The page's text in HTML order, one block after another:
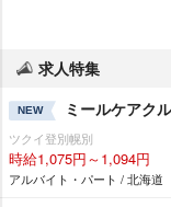
求人特集
NEW ミールケアク
ツクイ登別幌別
時給1,075円～1,094円
アルバイト・パート / 北海道